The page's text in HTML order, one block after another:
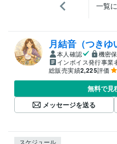
一覧
月結音（つきゆ
本人確認
機密
インボイス発行事業
総販売実績2,225評価
無料で見
メッセージを送る
スケジュール